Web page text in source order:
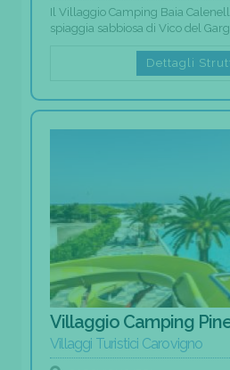
Il Villaggio Camping Baia
spiaggia sabbiosa di Vico del
Dettagli
Villaggio Camping
Villaggi Turistici Carovigno